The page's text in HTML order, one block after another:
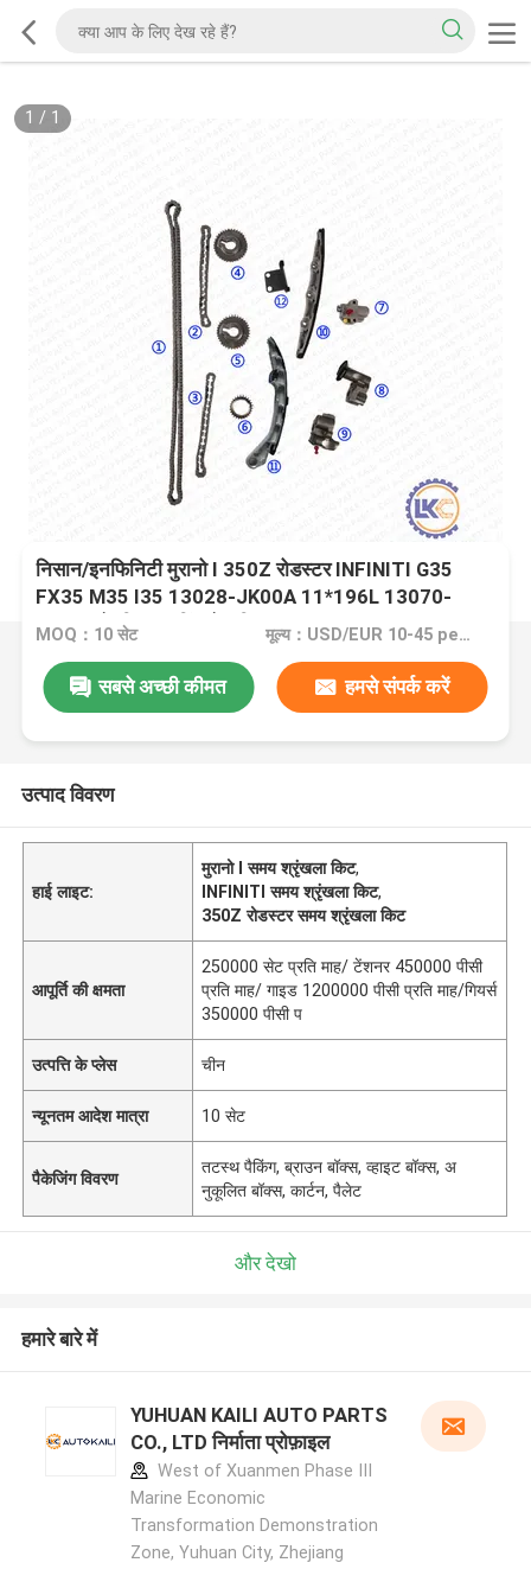
1 / 1
निसान/इनफिनिटी मुरानो I 350Z रोडस्टर INFINITI G35
FX35 M35 I35 13028-JK00A 11*196L 13070-
EY00A के लिए टाइमिंग चेन किट
MOQ：10 सेट मूल्य：USD/EUR 10-45 per set
सबसे अच्छी कीमत हमसे संपर्क करें
उत्पाद विवरण
हाई लाइट:
मुरानो I समय श्रृंखला किट,
INFINITI समय श्रृंखला किट,
350Z रोडस्टर समय श्रृंखला किट
आपूर्ति की क्षमता
250000 सेट प्रति माह/ टेंशनर 450000 पीसी
प्रति माह/ गाइड 1200000 पीसी प्रति माह/गियर्स
350000 पीसी प
उत्पत्ति के प्लेस चीन
न्यूनतम आदेश मात्रा 10 सेट
पैकेजिंग विवरण
तटस्थ पैकिंग, ब्राउन बॉक्स, व्हाइट बॉक्स, अ
नुकूलित बॉक्स, कार्टन, पैलेट
और देखो
हमारे बारे में
YUHUAN KAILI AUTO PARTS
CO., LTD निर्माता प्रोफ़ाइल
West of Xuanmen Phase III
Marine Economic
Transformation Demonstration
Zone, Yuhuan City, Zhejiang